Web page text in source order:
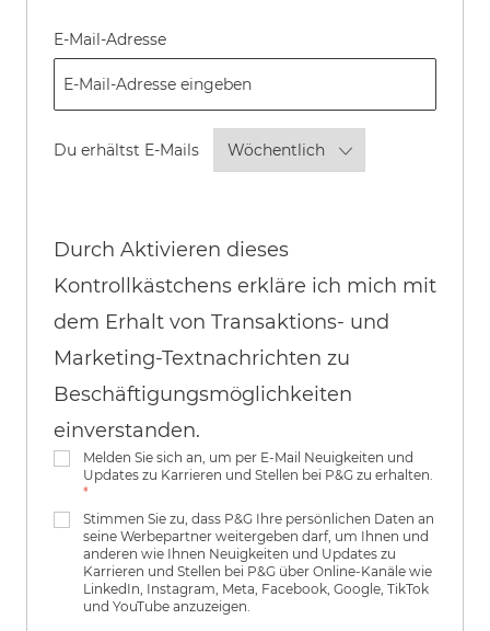
E-Mail-AdresseRequired
Du erhältst E-MailsRequired
Durch Aktivieren dieses
Kontrollkästchens erkläre ich mich mit
dem Erhalt von Transaktions- und
Marketing-Textnachrichten zu
Beschäftigungsmöglichkeiten
einverstanden.
Melden Sie sich an, um per E-Mail Neuigkeiten und
Updates zu Karrieren und Stellen bei P&G zu erhalten.
*
Stimmen Sie zu, dass P&G Ihre persönlichen Daten an
seine Werbepartner weitergeben darf, um Ihnen und
anderen wie Ihnen Neuigkeiten und Updates zu
Karrieren und Stellen bei P&G über Online-Kanäle wie
LinkedIn, Instagram, Meta, Facebook, Google, TikTok
und YouTube anzuzeigen.